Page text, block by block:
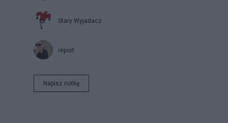
Stary Wyjadacz
report
Napisz notkę